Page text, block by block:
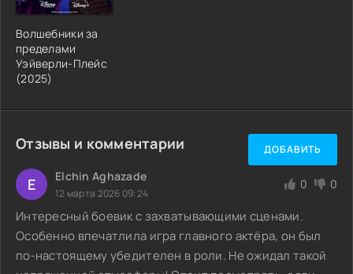
Волшебники за
пределами
Уэйверли-Плейс
(2025)
Отзывы и комментарии ДОБАВИТЬ
E Elchin Aghazade
12 марта 2026 09:24
0 0
Интересный боевик с захватывающими сценами.
Особенно впечатлила игра главного актёра, он был
по-настоящему убедителен в роли. Не ожидал такой